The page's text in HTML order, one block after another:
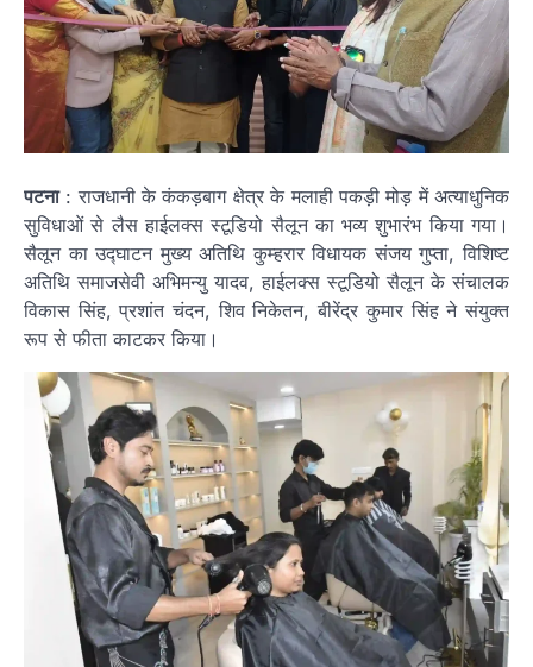
पटना: राजधानी के कंकड़बाग क्षेत्र के मलाही पकड़ी मोड़ में अत्याधुनिक
सुविधाओं से लैस हाईलक्स स्टूडियो सैलून का भव्य शुभारंभ किया गया।
सैलून का उद्घाटन मुख्य अतिथि कुम्हरार विधायक संजय गुप्ता, विशिष्ट
अतिथि समाजसेवी अभिमन्यु यादव, हाईलक्स स्टूडियो सैलून के संचालक
विकास सिंह, प्रशांत चंदन, शिव निकेतन, बीरेंद्र कुमार सिंह ने संयुक्त
रूप से फीता काटकर किया।